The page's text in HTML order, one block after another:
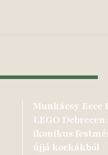
Munkácsy Ecce
LEGO Debrecen
ikonikus
újjá kockákból